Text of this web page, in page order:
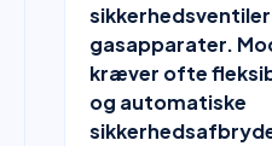
gasapparater.
kræver ofte
og automatiske